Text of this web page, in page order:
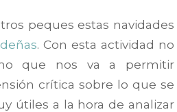
peques estas navidades
. Con esta actividad no
que nos va a permitir
crítica sobre lo que se
útiles a la hora de analizar